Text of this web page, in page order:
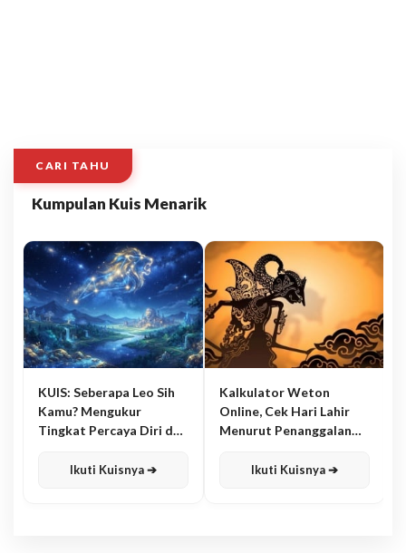
CARI TAHU
Kumpulan Kuis Menarik
KUIS: Seberapa Leo Sih
Kamu? Mengukur
Tingkat Percaya Diri dan
Ikuti Kuisnya ➔
Kalkulator Weton
Online, Cek Hari Lahir
Menurut Penanggalan
Ikuti Kuisnya ➔